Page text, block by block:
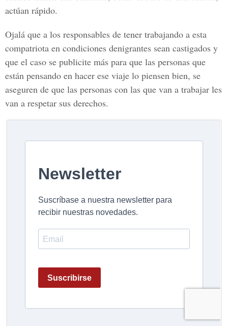
actúan rápido.
Ojalá que a los responsables de tener trabajando a esta
compatriota en condiciones denigrantes sean castigados y
que el caso se publicite más para que las personas que
están pensando en hacer ese viaje lo piensen bien, se
aseguren de que las personas con las que van a trabajar les
van a respetar sus derechos.